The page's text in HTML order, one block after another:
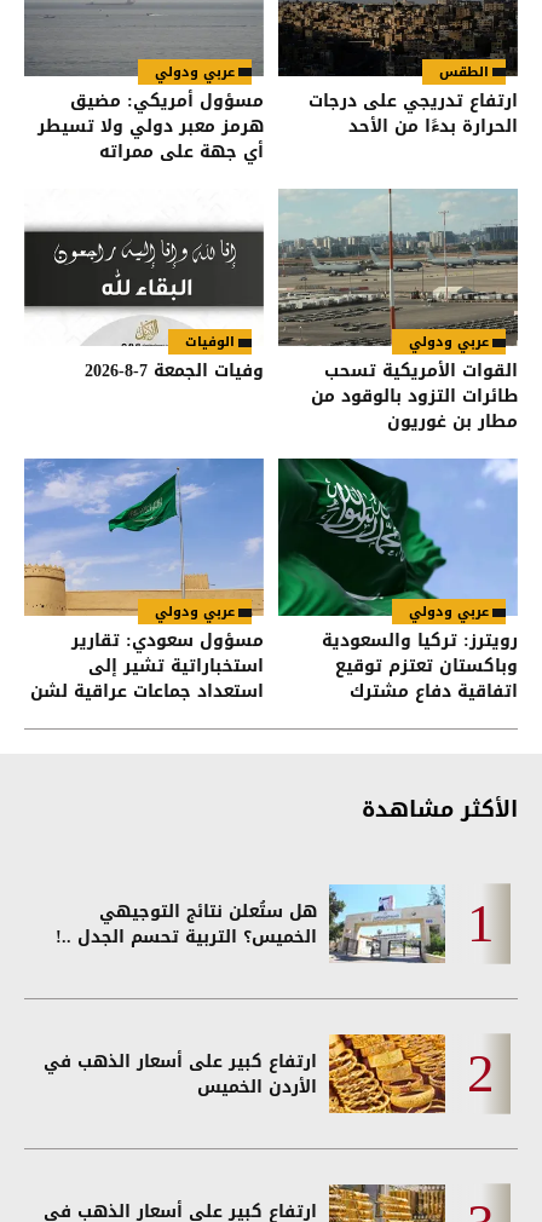
الطقس
ارتفاع تدريجي على درجات
الحرارة بدءًا من الأحد
عربي ودولي
مسؤول أمريكي: مضيق
هرمز معبر دولي ولا تسيطر
أي جهة على ممراته
عربي ودولي
القوات الأمريكية تسحب
طائرات التزود بالوقود من
مطار بن غوريون
الوفيات
وفيات الجمعة 7-8-2026
عربي ودولي
رويترز: تركيا والسعودية
وباكستان تعتزم توقيع
اتفاقية دفاع مشترك
عربي ودولي
مسؤول سعودي: تقارير
استخباراتية تشير إلى
استعداد جماعات عراقية لشن
الأكثر مشاهدة
هل ستُعلن نتائج التوجيهي
الخميس؟ التربية تحسم الجدل ..!
ارتفاع كبير على أسعار الذهب في
الأردن الخميس
ارتفاع كبير على أسعار الذهب في